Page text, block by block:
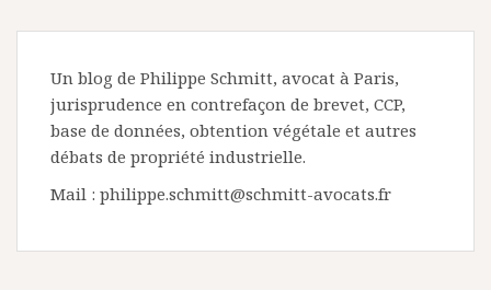
Un blog de Philippe Schmitt, avocat à Paris,
jurisprudence en contrefaçon de brevet, CCP,
base de données, obtention végétale et autres
débats de propriété industrielle.
Mail : philippe.schmitt@schmitt-avocats.fr